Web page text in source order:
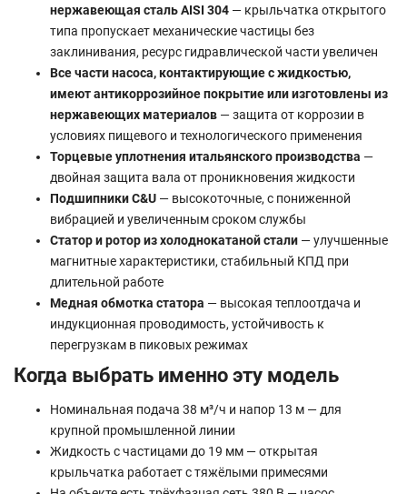
нержавеющая сталь AISI 304 — крыльчатка открытого
типа пропускает механические частицы без
заклинивания, ресурс гидравлической части увеличен
Все части насоса, контактирующие с жидкостью,
имеют антикоррозийное покрытие или изготовлены из
нержавеющих материалов — защита от коррозии в
условиях пищевого и технологического применения
Торцевые уплотнения итальянского производства —
двойная защита вала от проникновения жидкости
Подшипники C&U — высокоточные, с пониженной
вибрацией и увеличенным сроком службы
Статор и ротор из холоднокатаной стали — улучшенные
магнитные характеристики, стабильный КПД при
длительной работе
Медная обмотка статора — высокая теплоотдача и
индукционная проводимость, устойчивость к
перегрузкам в пиковых режимах
Когда выбрать именно эту модель
Номинальная подача 38 м³/ч и напор 13 м — для
крупной промышленной линии
Жидкость с частицами до 19 мм — открытая
крыльчатка работает с тяжёлыми примесями